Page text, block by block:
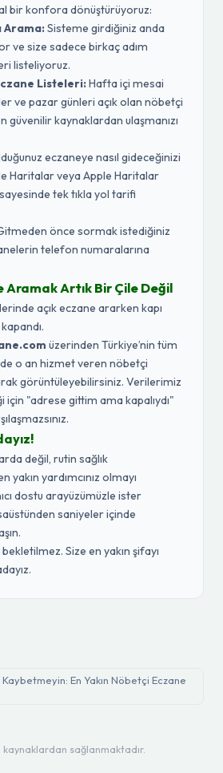
bir konfora dönüştürüyoruz:
Arama:Sisteme girdiğiniz anda
ve size sadece birkaç adım
listeliyoruz.
Listeleri:Hafta içi mesai
ve pazar günleri açık olan nöbetçi
güvenilir kaynaklardan ulaşmanızı
eczaneye nasıl gideceğinizi
Haritalar veya Apple Haritalar
tek tıkla yol tarifi
önce sormak istediğiniz
telefon numaralarına
Aramak Artık Bir Çile Değil
açık eczane ararken kapı
üzerinden Türkiye’nin tüm
o an hizmet veren nöbetçi
görüntüleyebilirsiniz. Verilerimiz
için "adrese gittim ama kapalıydı"
değil, rutin sağlık
yakın yardımcınız olmayı
dostu arayüzümüzle ister
saniyeler içinde
bekletilmez. Size en yakın şifayı
En Yakın Nöbetçi Eczane
kaynaklardan sağlanmaktadır.